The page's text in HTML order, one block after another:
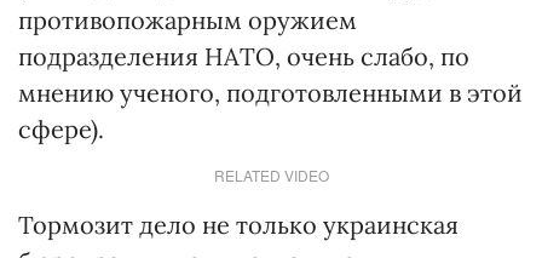
противопожарным оружием
подразделения НАТО, очень слабо, по
мнению ученого, подготовленными в этой
сфере).
RELATED VIDEO
Тормозит дело не только украинская